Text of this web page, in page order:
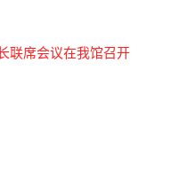
联席会议在我馆召开